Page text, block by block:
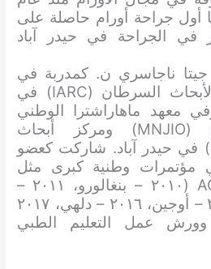
أول جراحة أورام حاصلة على
في الجراحة في حيدر آباد
جيتا ناجاسري ن. كمدربة في
الوكالة الدولية لأبحاث السرطان (IARC) في
معهد ماهاراشترا الوطني
لأبحاث الأورام (MNJIO) ومركز أبحاث
السرطان (RCC) في حيدر آباد. شاركت كعضو
مؤتمرات وطنية كبرى مثل
مؤتمر AGOICON (٢٠١٠ – بنغالورو، ٢٠١١ –
بوبانيشوار، ٢٠١١ – أوجين، ٢٠١٦ – دلهي، ٢٠١٧
وورش عمل التعليم الطبي